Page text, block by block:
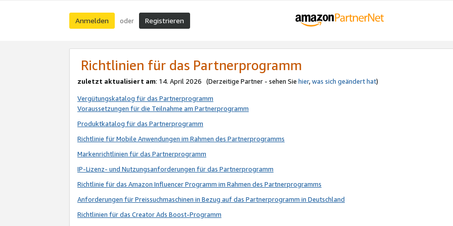
Anmelden oder Registrieren
Richtlinien für das Partnerprogramm
zuletzt aktualisiert am: 14. April 2026 (Derzeitige Partner - sehen Sie hier,was sich geändert hat)
Vergütungskatalog für das Partnerprogramm
Voraussetzungen für die Teilnahme am Partnerprogramm
Produktkatalog für das Partnerprogramm
Richtlinie für Mobile Anwendungen im Rahmen des Partnerprogramms
Markenrichtlinien für das Partnerprogramm
IP-Lizenz- und Nutzungsanforderungen für das Partnerprogramm
Richtlinie für das Amazon Influencer Programm im Rahmen des Partnerprogramms
Anforderungen für Preissuchmaschinen in Bezug auf das Partnerprogramm in Deutschland
Richtlinien für das Creator Ads Boost-Programm